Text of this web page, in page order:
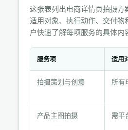
这张表列出电商详情页拍摄方
适用对象、执行动作、交付物
户快速了解每项服务的具体内
服务项 适用
拍摄策划与创意 所有
产品主图拍摄 需平